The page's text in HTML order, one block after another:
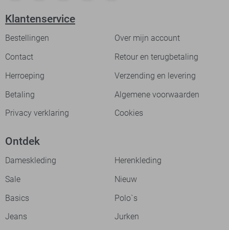
Klantenservice
Bestellingen
Over mijn account
Contact
Retour en terugbetaling
Herroeping
Verzending en levering
Betaling
Algemene voorwaarden
Privacy verklaring
Cookies
Ontdek
Dameskleding
Herenkleding
Sale
Nieuw
Basics
Polo`s
Jeans
Jurken